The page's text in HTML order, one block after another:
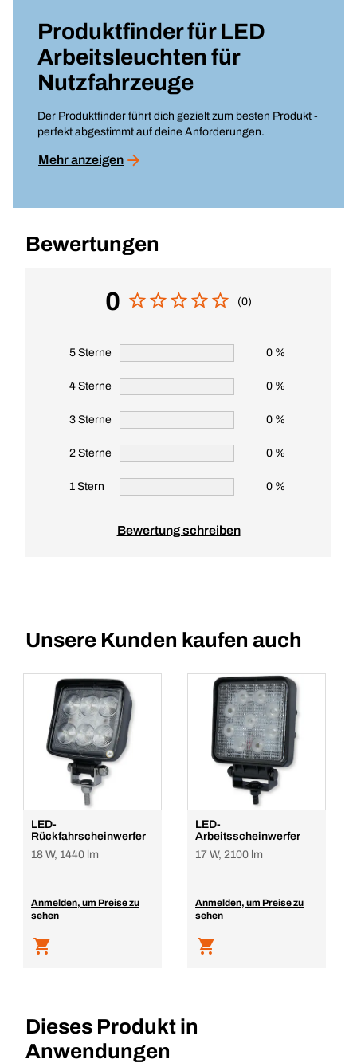
Produktfinder fürLED
Arbeitsleuchten für
Nutzfahrzeuge
Der Produktfinder führt dich gezielt zum besten Produkt -
perfekt abgestimmt auf deine Anforderungen.
Mehr anzeigen
Bewertungen
0 (0)
5 Sterne 0 %
4 Sterne 0 %
3 Sterne 0 %
2 Sterne 0 %
1 Stern 0 %
Bewertung schreiben
Unsere Kunden kaufen auch
LED-
Rückfahrscheinwerfer
18 W, 1440 lm
Anmelden, um Preise zu
sehen
LED-
Arbeitsscheinwerfer
17 W, 2100 lm
Anmelden, um Preise zu
sehen
Dieses Produkt in
Anwendungen